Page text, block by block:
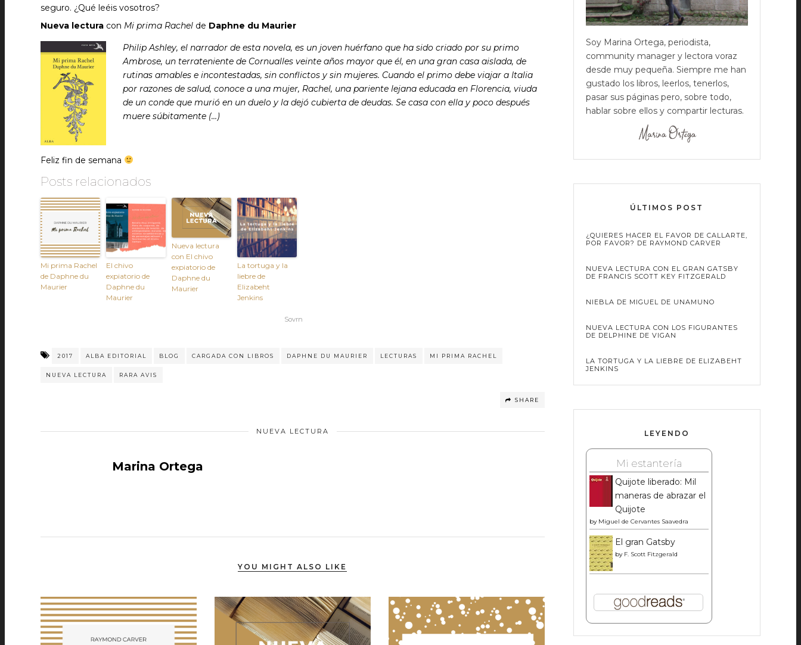
seguro. ¿Qué leéis vosotros?
Nueva lectura con Mi prima Rachel de Daphne du Maurier
Philip Ashley, el narrador de esta novela, es un joven huérfano que ha sido criado por su primo
Ambrose, un terrateniente de Cornualles veinte años mayor que él, en una gran casa aislada, de
rutinas amables e incontestadas, sin conflictos y sin mujeres. Cuando el primo debe viajar a Italia
por razones de salud, conoce a una mujer, Rachel, una pariente lejana educada en Florencia, viuda
de un conde que murió en un duelo y la dejó cubierta de deudas. Se casa con ella y poco después
muere súbitamente (…)
Feliz fin de semana
Posts relacionados
Mi prima Rachel
de Daphne du
Maurier
El chivo
expiatorio de
Daphne du
Maurier
Nueva lectura
con El chivo
expiatorio de
Daphne du
Maurier
La tortuga y la
liebre de
Elizabeht
Jenkins
Sovrn
2017 ALBA EDITORIAL BLOG CARGADA CON LIBROS DAPHNE DU MAURIER LECTURAS MI PRIMA RACHEL
NUEVA LECTURA RARA AVIS
SHARE
NUEVA LECTURA
Marina Ortega
YOU MIGHT ALSO LIKE
Soy Marina Ortega, periodista,
community manager y lectora voraz
desde muy pequeña. Siempre me han
gustado los libros, leerlos, tenerlos,
pasar sus páginas pero, sobre todo,
hablar sobre ellos y compartir lecturas.
ÚLTIMOS POST
¿QUIERES HACER EL FAVOR DE CALLARTE,
POR FAVOR? DE RAYMOND CARVER
NUEVA LECTURA CON EL GRAN GATSBY
DE FRANCIS SCOTT KEY FITZGERALD
NIEBLA DE MIGUEL DE UNAMUNO
NUEVA LECTURA CON LOS FIGURANTES
DE DELPHINE DE VIGAN
LA TORTUGA Y LA LIEBRE DE ELIZABEHT
JENKINS
LEYENDO
Mi estantería
Quijote liberado: Mil
maneras de abrazar el
Quijote
by Miguel de Cervantes Saavedra
El gran Gatsby
by F. Scott Fitzgerald